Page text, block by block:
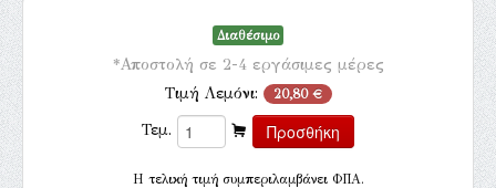
Διαθέσιμο
*Αποστολή σε 2-4 εργάσιμες μέρες
Τιμή Λεμόνι: 20,80 €
Τεμ.
H τελική τιμή συμπεριλαμβάνει ΦΠΑ.